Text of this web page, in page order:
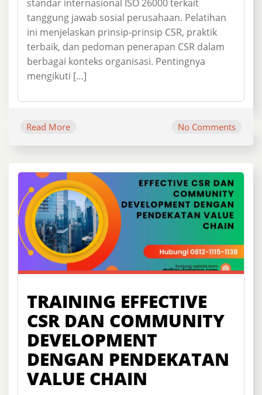
standar internasional ISO 26000 terkait
tanggung jawab sosial perusahaan. Pelatihan
ini menjelaskan prinsip-prinsip CSR, praktik
terbaik, dan pedoman penerapan CSR dalam
berbagai konteks organisasi. Pentingnya
mengikuti […]
Read More No Comments
TRAINING EFFECTIVE
CSR DAN COMMUNITY
DEVELOPMENT
DENGAN PENDEKATAN
VALUE CHAIN